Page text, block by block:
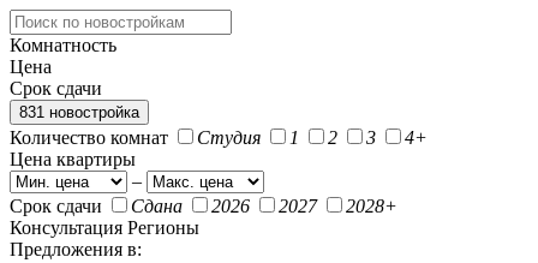
Комнатность
Цена
Срок сдачи
831 новостройка
Количество комнат Студия 1 2 3
4+
Цена квартиры
–
Срок сдачи
Сдана 2026 2027
2028+
Консультация Регионы
Предложения в: